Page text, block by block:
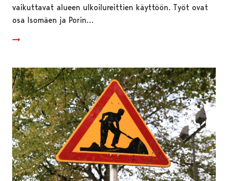
vaikuttavat alueen ulkoilureittien käyttöön. Työt ovat
osa Isomäen ja Porin…